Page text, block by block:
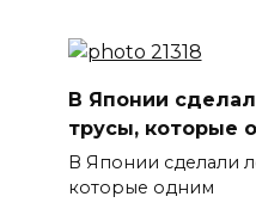
В Японии
трусы, которые
В Японии сделали
которые одним